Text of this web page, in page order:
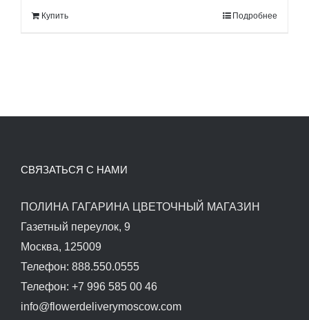
Купить Подробнее
СВЯЗАТЬСЯ С НАМИ
ПОЛИНА ГАГАРИНА ЦВЕТОЧНЫЙ МАГАЗИН
Газетный переулок, 9
Москва, 125009
Телефон: 888.550.0555
Телефон: +7 996 585 00 46
info@flowerdeliverymoscow.com